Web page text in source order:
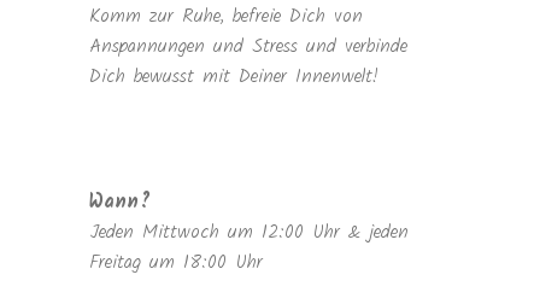
Komm zur Ruhe, befreie Dich von
Anspannungen und Stress und verbinde
Dich bewusst mit Deiner Innenwelt!
Wann?
Jeden Mittwoch um 12:00 Uhr & jeden
Freitag um 18:00 Uhr